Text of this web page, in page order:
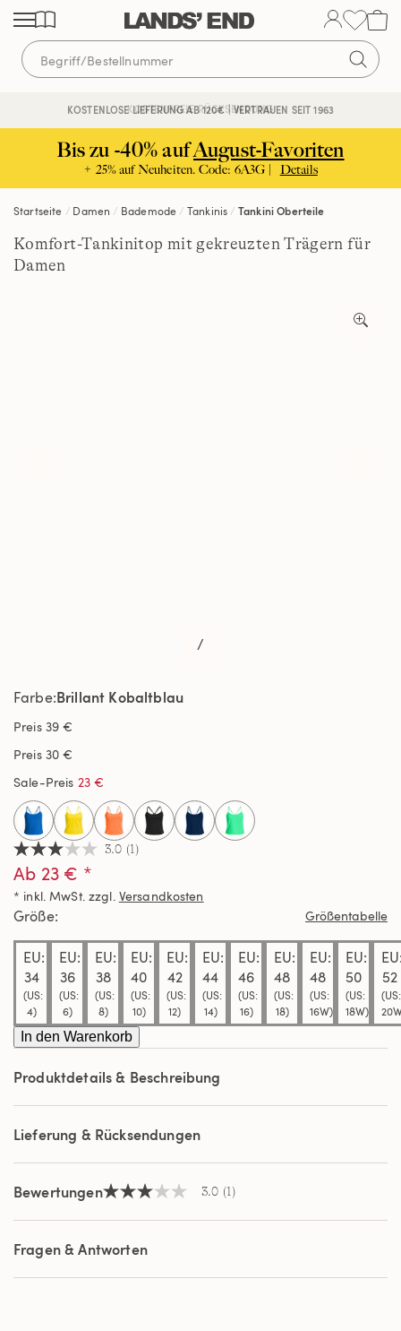
Direkt
zum
Inhalt
Direkt
zur
Navigation
Direkt
zur
Suche
KOSTENLOSE LIEFERUNG AB 120€ | VERTRAUEN SEIT 1963
KOSTENFREIE RÜCKSENDUNG
Bis zu -40% aufAugust-Favoriten
+ 25% auf Neuheiten. Code: 6A3G | Details
Startseite Damen Bademode Tankinis Tankini Oberteile
Komfort-Tankinitop mit gekreuzten Trägern für
Damen
/
3.0
von
5
Sternen,
Durchschnittswert
Bewertung.
Read
Review.
Link
auf
derselben
Seite.
3.0 (1)
Ab 23 € *
* inkl. MwSt. zzgl. Versandkosten
Farbe Brillant Kobaltblau
Preis 39 €
Preis 30 €
Sale-Preis 23 €
selected
Größe Größentabelle
EU:
34
(US:
4)
EU:
36
(US:
6)
EU:
38
(US:
8)
EU:
40
(US:
10)
EU:
42
(US:
12)
EU:
44
(US:
14)
EU:
46
(US:
16)
EU:
48
(US:
18)
EU:
48
(US:
16W)
EU:
50
(US:
18W)
52
(US:
In den Warenkorb
Produktdetails & Beschreibung
Lieferung & Rücksendungen
Bewertungen3.0
5
Sternen,
Durchschnittswert
Bewertung.
3.0 (1)
Fragen & Antworten